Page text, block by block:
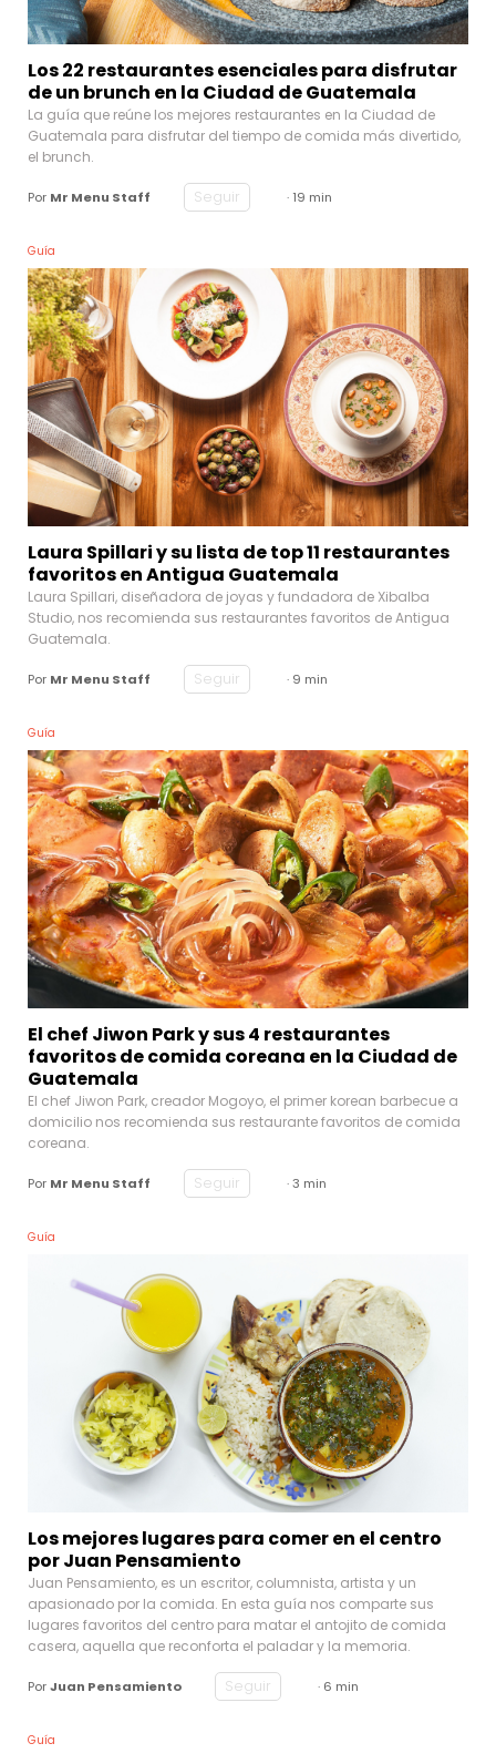
Los 22 restaurantes esenciales para disfrutar
de un brunch en la Ciudad de Guatemala
La guía que reúne los mejores restaurantes en la Ciudad de
Guatemala para disfrutar del tiempo de comida más divertido,
el brunch.
Por Mr Menu Staff Seguir · 19 min
Guía
Laura Spillari y su lista de top 11 restaurantes
favoritos en Antigua Guatemala
Laura Spillari, diseñadora de joyas y fundadora de Xibalba
Studio, nos recomienda sus restaurantes favoritos de Antigua
Guatemala.
Por Mr Menu Staff Seguir · 9 min
Guía
El chef Jiwon Park y sus 4 restaurantes
favoritos de comida coreana en la Ciudad de
Guatemala
El chef Jiwon Park, creador Mogoyo, el primer korean barbecue a
domicilio nos recomienda sus restaurante favoritos de comida
coreana.
Por Mr Menu Staff Seguir · 3 min
Guía
Los mejores lugares para comer en el centro
por Juan Pensamiento
Juan Pensamiento, es un escritor, columnista, artista y un
apasionado por la comida. En esta guía nos comparte sus
lugares favoritos del centro para matar el antojito de comida
casera, aquella que reconforta el paladar y la memoria.
PorJuan Pensamiento Seguir · 6 min
Guía